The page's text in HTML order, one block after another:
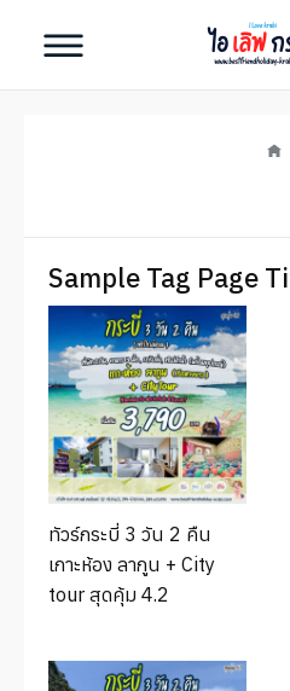
ไอ เลิฟ กระบี่
หน้าแรก
ทัวร์กระบี่
ที่เที่ยวกระบี่
ทัวร์ภูเก็ต
ทัวร์แสมสาร
บริการอื่นๆ
Sample Tag Page
ทัวร์กระบี่ 3 วัน 2 คืน
เกาะห้อง ลากูน + City
tour สุดคุ้ม 4.2